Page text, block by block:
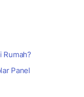
Rumah?
Panel